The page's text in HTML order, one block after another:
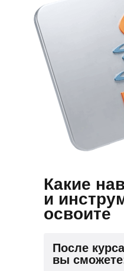
После
вы
Какие
и
освоите